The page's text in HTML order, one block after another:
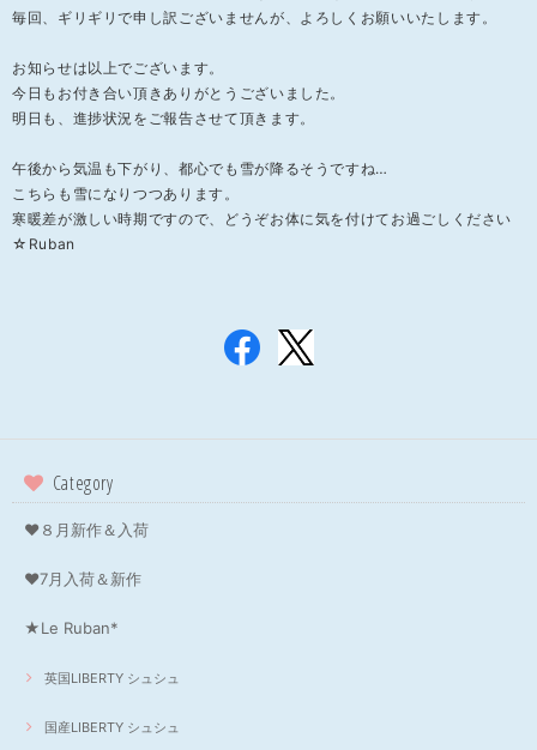
毎回、ギリギリで申し訳ございませんが、よろしくお願いいたします。
お知らせは以上でございます。
今日もお付き合い頂きありがとうございました。
明日も、進捗状況をご報告させて頂きます。
午後から気温も下がり、都心でも雪が降るそうですね…
こちらも雪になりつつあります。
寒暖差が激しい時期ですので、どうぞお体に気を付けてお過ごしください
☆Ruban
Category
❤８月新作＆入荷
❤7月入荷＆新作
★Le Ruban*
英国LIBERTY シュシュ
国産LIBERTY シュシュ